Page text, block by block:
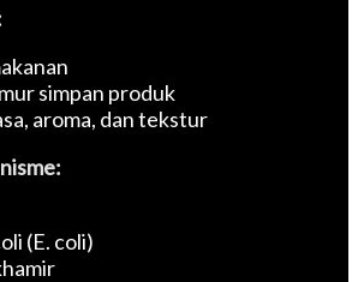
simpan produk
aroma, dan tekstur
(E. coli)